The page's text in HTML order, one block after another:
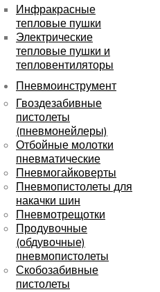
Инфракрасные
тепловые пушки
Электрические
тепловые пушки и
тепловентиляторы
Пневмоинструмент
Гвоздезабивные
пистолеты
(пневмонейлеры)
Отбойные молотки
пневматические
Пневмогайковерты
Пневмопистолеты для
накачки шин
Пневмотрещотки
Продувочные
(обдувочные)
пневмопистолеты
Скобозабивные
пистолеты